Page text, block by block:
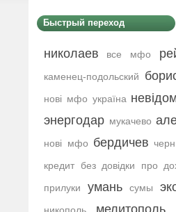
Быстрый переход
николаев все мфо
каменец-подольский
нові мфо україна
энергодар мукачево
нові мфо бердичев
кредит без довідки про
прилуки
умань сумы
мелитополь